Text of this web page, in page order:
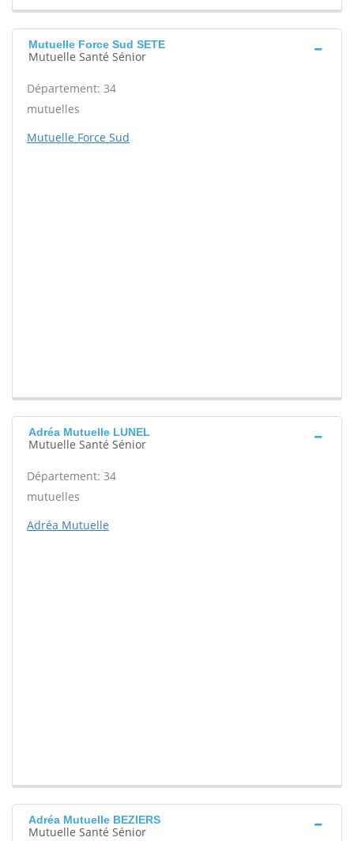
Mutuelle Force Sud SETE
Mutuelle Santé Sénior
Département: 34
mutuelles
Mutuelle Force Sud
Adréa Mutuelle LUNEL
Mutuelle Santé Sénior
Département: 34
mutuelles
Adréa Mutuelle
Adréa Mutuelle BEZIERS
Mutuelle Santé Sénior